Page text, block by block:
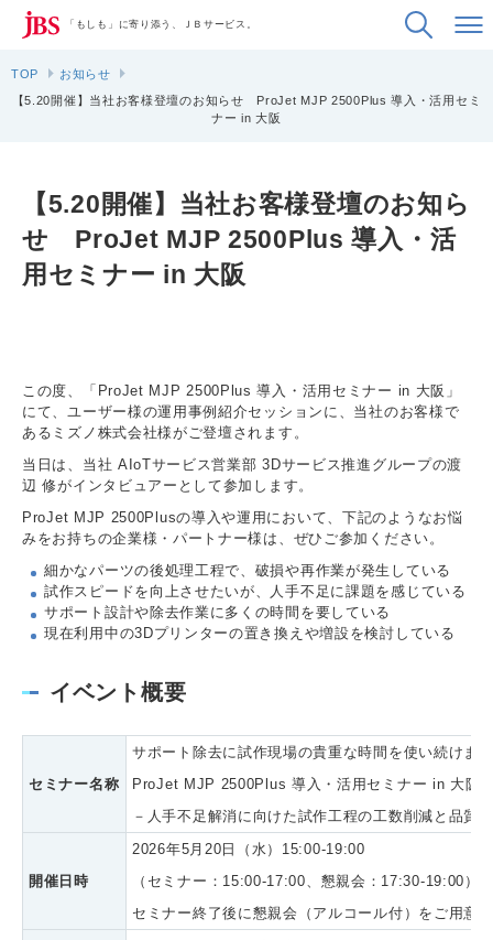
「もしも」に寄り添う、ＪＢサービス。
TOP
お知らせ
【5.20開催】当社お客様登壇のお知らせ ProJet MJP 2500Plus 導入・活用セミ
ナー in 大阪
【5.20開催】当社お客様登壇のお知ら
せ ProJet MJP 2500Plus 導入・活
用セミナー in 大阪
この度、「ProJet MJP 2500Plus 導入・活用セミナー in 大阪」
にて、ユーザー様の運用事例紹介セッションに、当社のお客様で
あるミズノ株式会社様がご登壇されます。
当日は、当社 AIoTサービス営業部 3Dサービス推進グループの渡
辺 修がインタビュアーとして参加します。
ProJet MJP 2500Plusの導入や運用において、下記のようなお悩
みをお持ちの企業様・パートナー様は、ぜひご参加ください。
細かなパーツの後処理工程で、破損や再作業が発生している
試作スピードを向上させたいが、人手不足に課題を感じている
サポート設計や除去作業に多くの時間を要している
現在利用中の3Dプリンターの置き換えや増設を検討している
イベント概要
セミナー名称
サポート除去に試作現場の貴重な時間を使い続けま
ProJet MJP 2500Plus 導入・活用セミナー in 大阪
－人手不足解消に向けた試作工程の工数削減と品質
開催日時
2026年5月20日（水）15:00-19:00
（セミナー：15:00-17:00、懇親会：17:30-19:00）
セミナー終了後に懇親会（アルコール付）をご用意